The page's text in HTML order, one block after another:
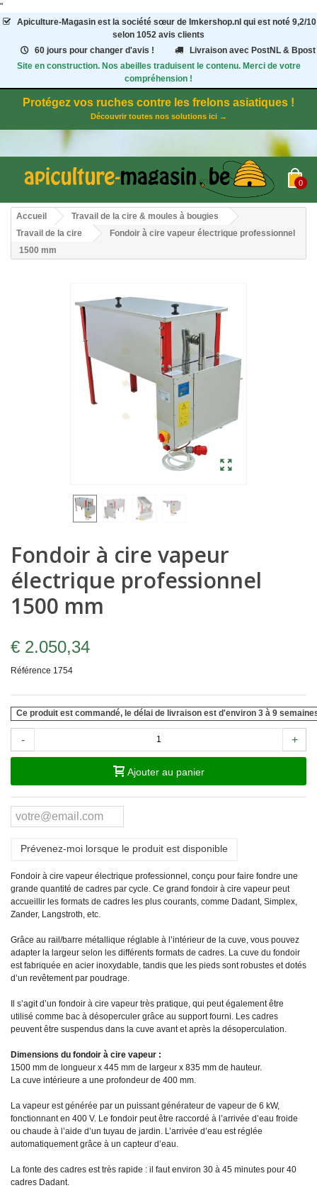
"
Apiculture-Magasinest la société sœur de Imkershop.nl qui est noté 9,2/10
selon 1052 avis clients
60 jours pour changer d'avis !
Livraison avec PostNL & Bpost
Site en construction. Nos abeilles traduisent le contenu. Merci de votre
compréhension !
Protégez vos ruches contre les frelons asiatiques !
Découvrir toutes nos solutions ici →
0
Accueil
Travail de la cire & moules à bougies
Travail de la cire
Fondoir à cire vapeur électrique professionnel
1500 mm
Fondoir à cire vapeur
électrique professionnel
1500 mm
€ 2.050,34
Référence 1754
Ce produit est commandé, le délai de livraison est d'environ 3 à 9
- +
Ajouter au panier
Prévenez-moi lorsque le produit est disponible
Fondoir à cire vapeur électrique professionnel, conçu pour faire fondre une
grande quantité de cadres par cycle. Ce grand fondoir à cire vapeur peut
accueillir les formats de cadres les plus courants, comme Dadant, Simplex,
Zander, Langstroth, etc.
Grâce au rail/barre métallique réglable à l’intérieur de la cuve, vous pouvez
adapter la largeur selon les différents formats de cadres. La cuve du fondoir
est fabriquée en acier inoxydable, tandis que les pieds sont robustes et dotés
d’un revêtement par poudrage.
Il s’agit d’un fondoir à cire vapeur très pratique, qui peut également être
utilisé comme bac à désoperculer grâce au support fourni. Les cadres
peuvent être suspendus dans la cuve avant et après la désoperculation.
Dimensions du fondoir à cire vapeur :
1500 mm de longueur x 445 mm de largeur x 835 mm de hauteur.
La cuve intérieure a une profondeur de 400 mm.
La vapeur est générée par un puissant générateur de vapeur de 6 kW,
fonctionnant en 400 V. Le fondoir peut être raccordé à l’arrivée d’eau froide
ou chaude à l’aide d’un tuyau de jardin. L’arrivée d’eau est réglée
automatiquement grâce à un capteur d’eau.
La fonte des cadres est très rapide : il faut environ 30 à 45 minutes pour 40
cadres Dadant.